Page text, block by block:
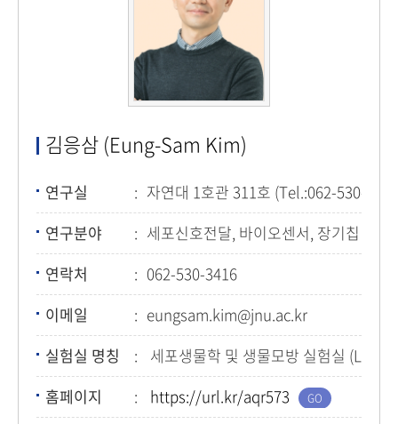
김응삼 (Eung-Sam Kim)
연구실
자연대 1호관 311호 (Tel.:062-530-
연구분야
세포신호전달, 바이오센서, 장기칩
연락처
062-530-3416
이메일
eungsam.kim@jnu.ac.kr
실험실 명칭
세포생물학 및 생물모방 실험실
홈페이지
https://url.kr/aqr573